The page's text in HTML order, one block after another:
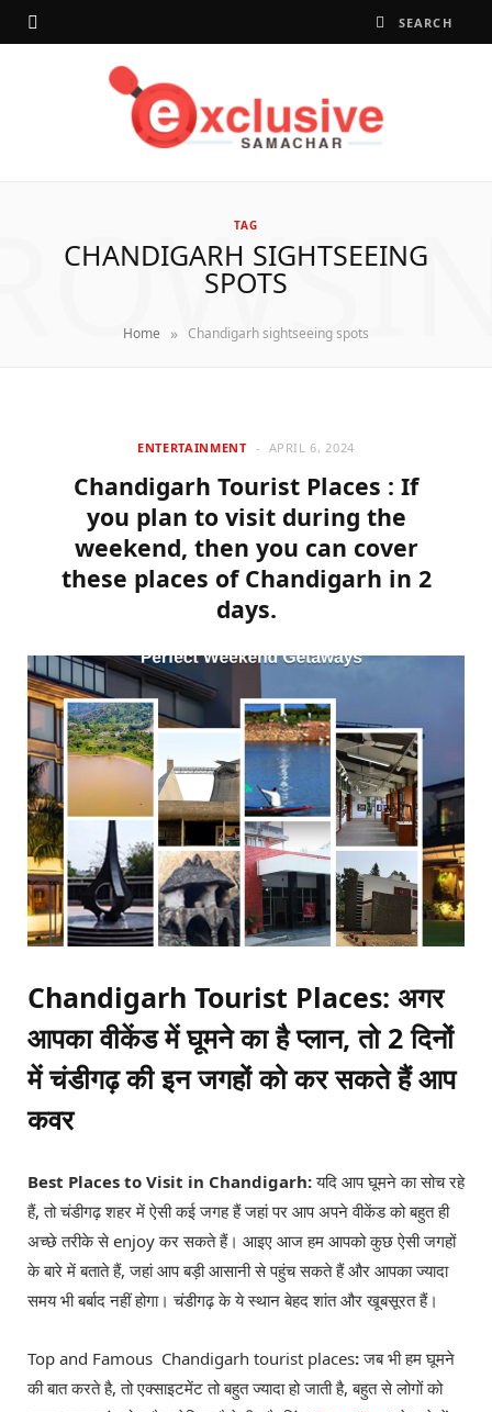
TAG
CHANDIGARH SIGHTSEEING
SPOTS
Home » Chandigarh sightseeing spots
ENTERTAINMENT APRIL 6, 2024
Chandigarh Tourist Places : If
you plan to visit during the
weekend, then you can cover
these places of Chandigarh in 2
days.
Chandigarh Tourist Places: अगर
आपका वीकेंड में घूमने का है प्लान, तो 2 दिनों
में चंडीगढ़ की इन जगहों को कर सकते हैं आप
कवर
Best Places to Visit in Chandigarh:यदि आप घूमने का सोच रहे
हैं, तो चंडीगढ़ शहर में ऐसी कई जगह हैं जहां पर आप अपने वीकेंड को बहुत ही
अच्छे तरीके से enjoy कर सकते हैं। आइए आज हम आपको कुछ ऐसी जगहों
के बारे में बताते हैं, जहां आप बड़ी आसानी से पहुंच सकते हैं और आपका ज्यादा
समय भी बर्बाद नहीं होगा। चंडीगढ़ के ये स्थान बेहद शांत और खूबसूरत हैं।
Top and Famous Chandigarh tourist places:जब भी हम घूमने
की बात करते है, तो एक्साइटमेंट तो बहुत ज्यादा हो जाती है, बहुत से लोगों को